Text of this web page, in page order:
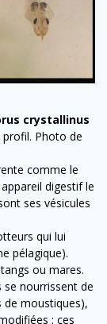
crystallinus
Photo de
comme le
digestif le
ses vésicules
qui lui
pélagique).
ou mares.
se nourrissent de
de moustiques),
: ces